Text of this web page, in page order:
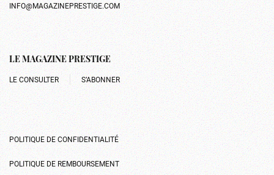
INFO@MAGAZINEPRESTIGE.COM
LE MAGAZINE PRESTIGE
LE CONSULTER S’ABONNER
POLITIQUE DE CONFIDENTIALITÉ
POLITIQUE DE REMBOURSEMENT